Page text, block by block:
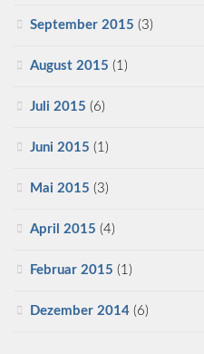
September 2015 (3)
August 2015 (1)
Juli 2015 (6)
Juni 2015 (1)
Mai 2015 (3)
April 2015 (4)
Februar 2015 (1)
Dezember 2014 (6)